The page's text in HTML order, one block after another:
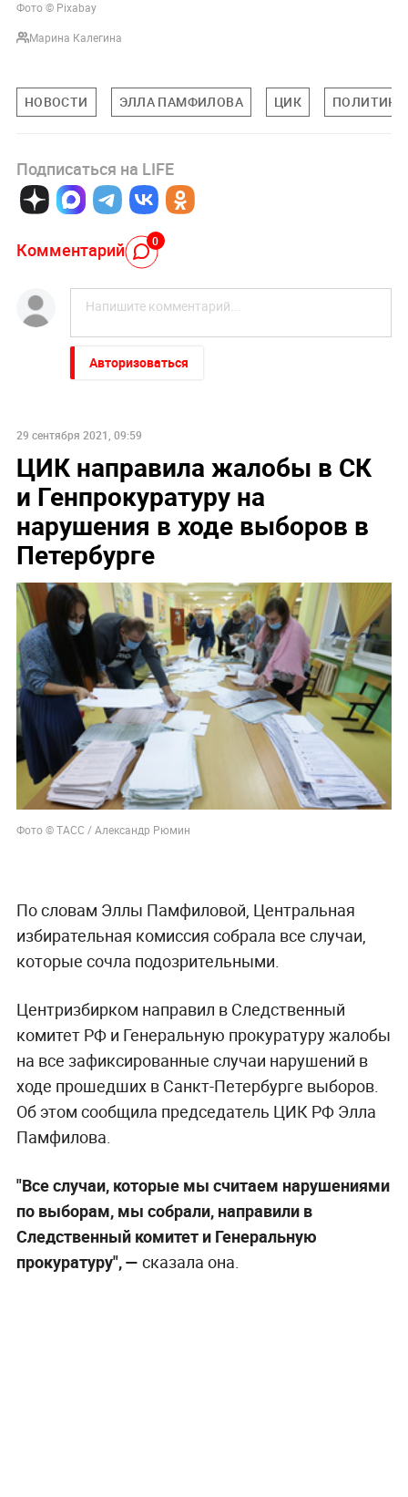
Фото © Pixabay
Марина Калегина
НОВОСТИ ЭЛЛА ПАМФИЛОВА ЦИК
Подписаться на LIFE
Комментарий 0
Авторизоваться
29 сентября 2021, 09:59
ЦИК направила жалобы в СК
и Генпрокуратуру на
нарушения в ходе выборов в
Петербурге
Фото © ТАСС / Александр Рюмин
По словам Эллы Памфиловой, Центральная
избирательная комиссия собрала все случаи,
которые сочла подозрительными.
Центризбирком направил в Следственный
комитет РФ и Генеральную прокуратуру жалобы
на все зафиксированные случаи нарушений в
ходе прошедших в Санкт-Петербурге выборов.
Об этом сообщила председатель ЦИК РФ Элла
Памфилова.
"Все случаи, которые мы считаем нарушениями
по выборам, мы собрали, направили в
Следственный комитет и Генеральную
прокуратуру", — сказала она.